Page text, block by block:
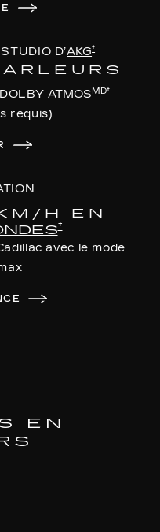
D’AKG†
ATMOSMD†
requis)
H EN
†
avec le mode
EN